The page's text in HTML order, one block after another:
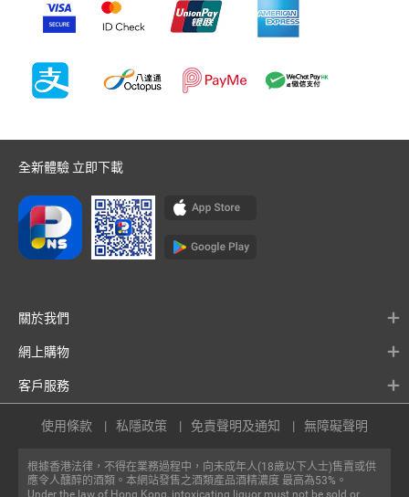
全新體驗 立即下載
關於我們
網上購物
客戶服務
根據香港法律，不得在業務過程中，向未成年人(18歲以下人士)售賣或供
應令人醺醉的酒類。本網站發售之酒類產品酒精濃度 最高為53%。
Under the law of Hong Kong, intoxicating liquor must not be sold or
使用條款 私隱政策 免責聲明及通知 無障礙聲明